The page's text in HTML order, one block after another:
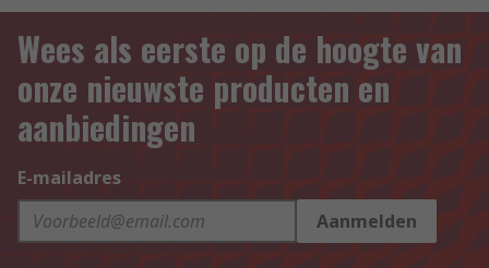
Wees als eerste op de hoogte van
onze nieuwste producten en
aanbiedingen
E-mailadres
Aanmelden